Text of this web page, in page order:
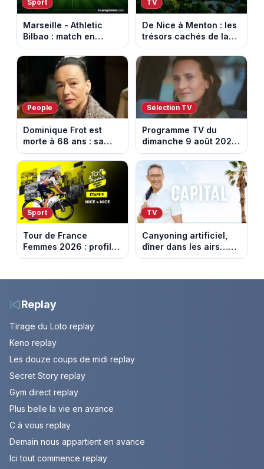
Sport
Marseille - Athletic
Bilbao : match en
direct sur Ligue 1+ à
17h30 (amical du 9
août 2026)
TV
De Nice à Menton : les
trésors cachés de la
French Riviera dévoilés
dans les 100 lieux qu'il
faut voir
People
Dominique Frot est
morte à 68 ans : sa
sœur Catherine Frot
annonce la triste
nouvelle
Sélection TV
Programme TV du
dimanche 9 août 2026
: notre sélection pour
votre soirée télé
Sport
Tour de France
Femmes 2026 : profil
et horaires de la
TV
Canyoning artificiel,
dîner dans les airs…
les loisirs les plus fous
Capital
Replay
Tirage du Loto replay
Keno replay
Les douze coups de midi replay
Secret Story replay
Gym direct replay
Plus belle la vie en avance
C à vous replay
Demain nous appartient en avance
Ici tout commence replay